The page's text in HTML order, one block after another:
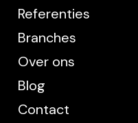
Referenties
Branches
Over ons
Blog
Contact